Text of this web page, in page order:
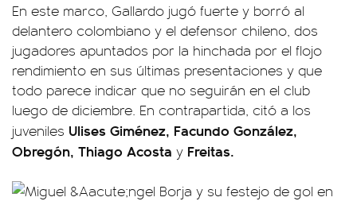
En este marco, Gallardo jugó fuerte y borró al
delantero colombiano y el defensor chileno, dos
jugadores apuntados por la hinchada por el flojo
rendimiento en sus últimas presentaciones y que
todo parece indicar que no seguirán en el club
luego de diciembre. En contrapartida, citó a los
juveniles Ulises Giménez, Facundo González,
Obregón, Thiago Acosta y Freitas.